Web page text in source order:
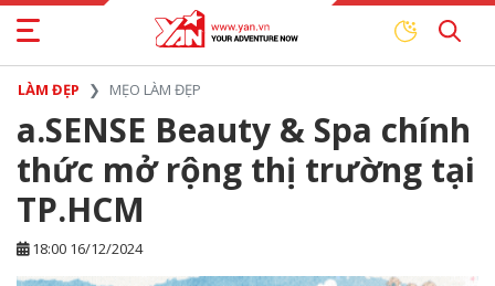
LÀM ĐẸP MẸO LÀM ĐẸP
a.SENSE Beauty & Spa chính
thức mở rộng thị trường tại
TP.HCM
18:00 16/12/2024